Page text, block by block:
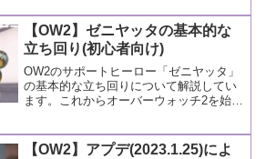
【OW2】ゼニヤッタの基本的な
立ち回り(初心者向け)
OW2のサポートヒーロー「ゼニヤッタ」
の基本的な立ち回りについて解説してい
ます。これからオーバーウォッチ2を始め
【OW2】アプデ(2023.1.25)によ